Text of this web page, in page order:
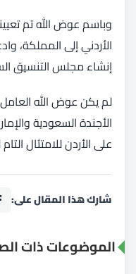
وباسم عوض الله تم
الأردني إلى المملكة،
إنشاء مجلس التنسيق
لم يكن عوض الله
الأجندة السعودية
على الأردن للامتثال
شارك هذا المقال على:
الموضوعات ذات